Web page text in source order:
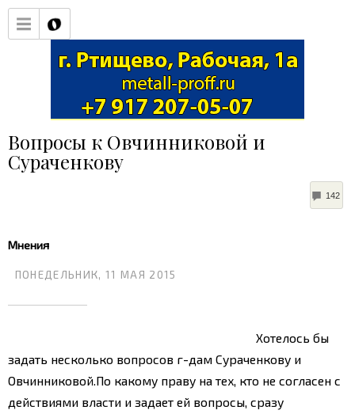
Вопросы к Овчинниковой и
Сураченкову
142
Мнения
ПОНЕДЕЛЬНИК, 11 МАЯ 2015
Хотелось бы
задать несколько вопросов г-дам Сураченкову и
Овчинниковой. По какому праву на тех, кто не согласен с
действиями власти и задает ей вопросы, сразу